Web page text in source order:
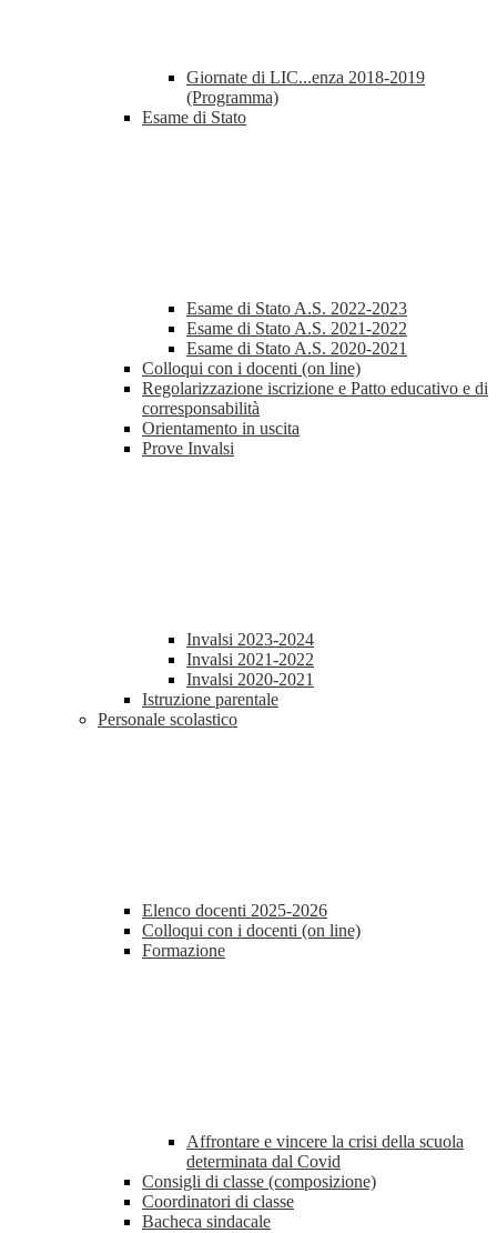
Giornate di LIC...enza 2018-2019
(Programma)
Esame di Stato
Esame di Stato A.S. 2022-2023
Esame di Stato A.S. 2021-2022
Esame di Stato A.S. 2020-2021
Colloqui con i docenti (on line)
Regolarizzazione iscrizione e Patto educativo e di
corresponsabilità
Orientamento in uscita
Prove Invalsi
Invalsi 2023-2024
Invalsi 2021-2022
Invalsi 2020-2021
Istruzione parentale
Personale scolastico
Elenco docenti 2025-2026
Colloqui con i docenti (on line)
Formazione
Affrontare e vincere la crisi della scuola
determinata dal Covid
Consigli di classe (composizione)
Coordinatori di classe
Bacheca sindacale